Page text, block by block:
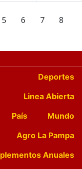
5 6 7
8
Deportes
Linea Abierta
País
Mundo
Agro La Pampa
Anuales